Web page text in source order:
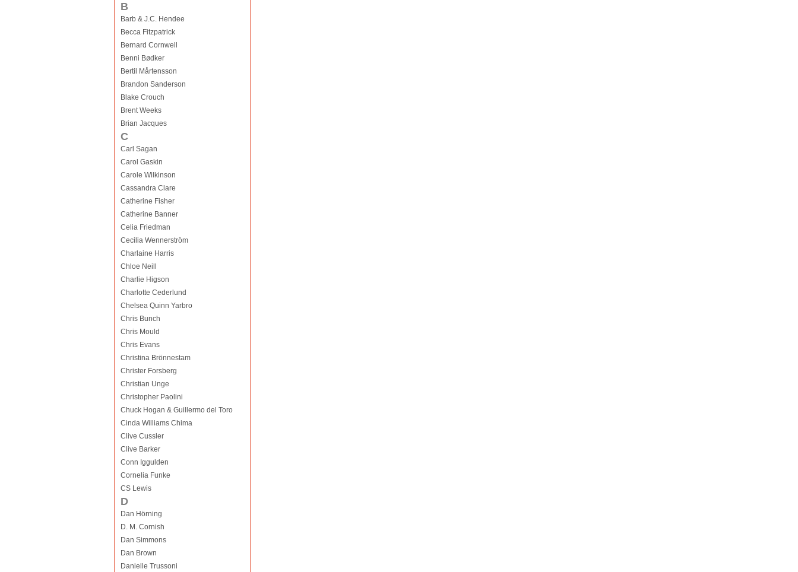
B
Barb & J.C. Hendee
Becca Fitzpatrick
Bernard Cornwell
Benni Bødker
Bertil Mårtensson
Brandon Sanderson
Blake Crouch
Brent Weeks
Brian Jacques
C
Carl Sagan
Carol Gaskin
Carole Wilkinson
Cassandra Clare
Catherine Fisher
Catherine Banner
Celia Friedman
Cecilia Wennerström
Charlaine Harris
Chloe Neill
Charlie Higson
Charlotte Cederlund
Chelsea Quinn Yarbro
Chris Bunch
Chris Mould
Chris Evans
Christina Brönnestam
Christer Forsberg
Christian Unge
Christopher Paolini
Chuck Hogan & Guillermo del Toro
Cinda Williams Chima
Clive Cussler
Clive Barker
Conn Iggulden
Cornelia Funke
CS Lewis
D
Dan Hörning
D. M. Cornish
Dan Simmons
Dan Brown
Danielle Trussoni